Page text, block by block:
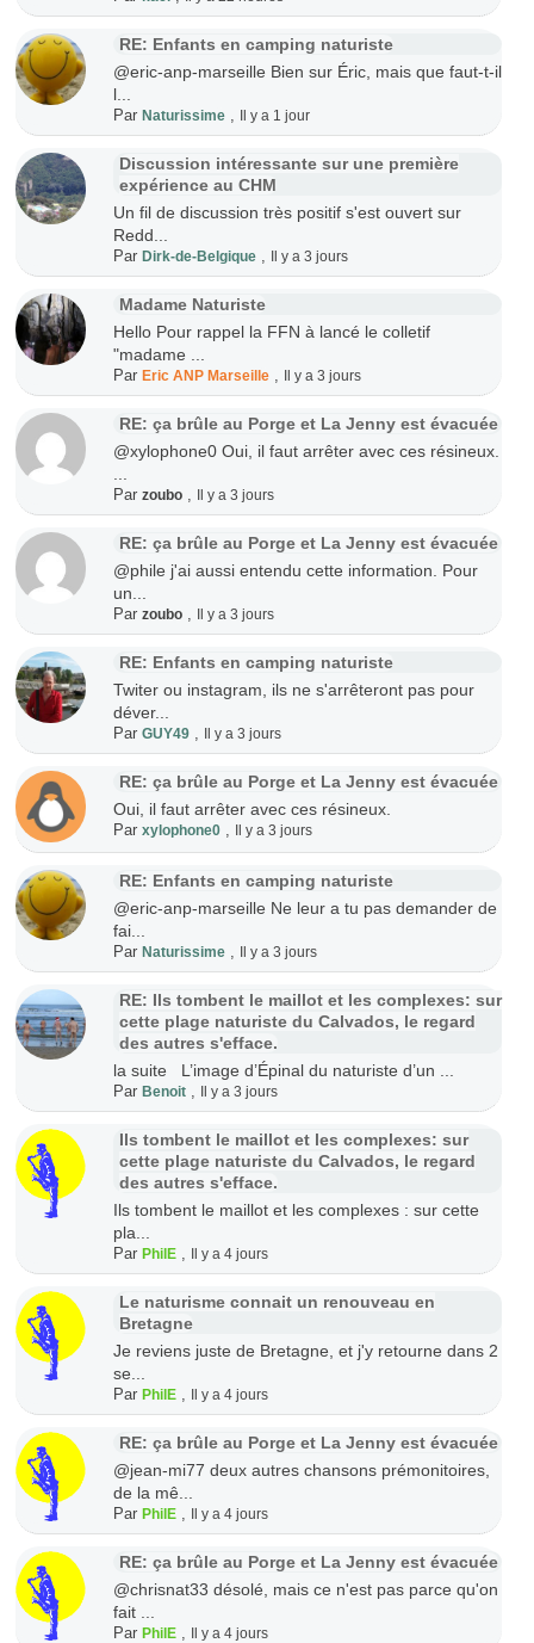
RE: Enfants en camping naturiste
@eric-anp-marseille Bien sur Éric, mais que faut-t-il
l...
Par Naturissime, Il y a 1 jour
Discussion intéressante sur une première
expérience au CHM
Un fil de discussion très positif s'est ouvert sur
Redd...
Par Dirk-de-Belgique, Il y a 3 jours
Madame Naturiste
Hello Pour rappel la FFN à lancé le colletif
"madame ...
Par Eric ANP Marseille, Il y a 3 jours
RE: ça brûle au Porge et La Jenny est évacuée
@xylophone0 Oui, il faut arrêter avec ces résineux.
...
Par zoubo, Il y a 3 jours
RE: ça brûle au Porge et La Jenny est évacuée
@phile j'ai aussi entendu cette information. Pour
un...
Par zoubo, Il y a 3 jours
RE: Enfants en camping naturiste
Twiter ou instagram, ils ne s'arrêteront pas pour
déver...
Par GUY49, Il y a 3 jours
RE: ça brûle au Porge et La Jenny est évacuée
Oui, il faut arrêter avec ces résineux.
Par xylophone0, Il y a 3 jours
RE: Enfants en camping naturiste
@eric-anp-marseille Ne leur a tu pas demander de
fai...
Par Naturissime, Il y a 3 jours
RE: Ils tombent le maillot et les complexes: sur
cette plage naturiste du Calvados, le regard
des autres s'efface.
la suite L’image d’Épinal du naturiste d’un ...
Par Benoit, Il y a 3 jours
Ils tombent le maillot et les complexes: sur
cette plage naturiste du Calvados, le regard
des autres s'efface.
Ils tombent le maillot et les complexes : sur cette
pla...
Par PhilE, Il y a 4 jours
Le naturisme connait un renouveau en
Bretagne
Je reviens juste de Bretagne, et j'y retourne dans 2
se...
Par PhilE, Il y a 4 jours
RE: ça brûle au Porge et La Jenny est évacuée
@jean-mi77 deux autres chansons prémonitoires,
de la mê...
Par PhilE, Il y a 4 jours
RE: ça brûle au Porge et La Jenny est évacuée
@chrisnat33 désolé, mais ce n'est pas parce qu'on
fait ...
Par PhilE, Il y a 4 jours